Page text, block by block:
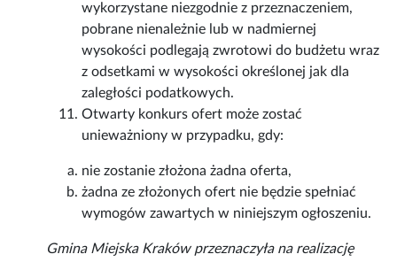
wykorzystane niezgodnie z przeznaczeniem,
pobrane nienależnie lub w nadmiernej
wysokości podlegają zwrotowi do budżetu wraz
z odsetkami w wysokości określonej jak dla
zaległości podatkowych.
Otwarty konkurs ofert może zostać
unieważniony w przypadku, gdy:
nie zostanie złożona żadna oferta,
żadna ze złożonych ofert nie będzie spełniać
wymogów zawartych w niniejszym ogłoszeniu.
Gmina Miejska Kraków przeznaczyła na realizację